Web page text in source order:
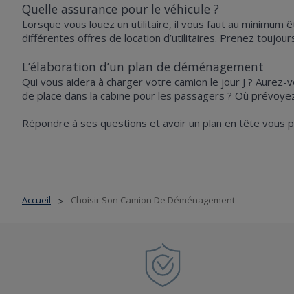
Accueil > Choisir Son Camion De Déménagement
Quelle assurance pour le véhicule ?
Lorsque vous louez un utilitaire, il vous faut au
différentes offres de location d’utilitaires. Prenez
L’élaboration d’un plan de déménagement
Qui vous aidera à charger votre camion le jour J ?
de place dans la cabine pour les passagers ? Où
Répondre à ses questions et avoir un plan en tête vous